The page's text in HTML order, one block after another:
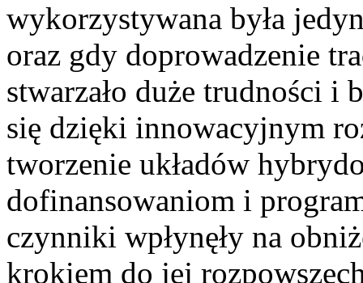
wykorzystywana była
oraz gdy doprowadzenie
stwarzało duże trudności i
się dzięki innowacyjnym
tworzenie układów
dofinansowaniom i
czynniki wpłynęły na
krokiem do jej